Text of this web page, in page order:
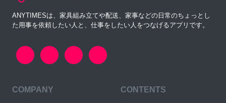
ANYTIMESは、家具組み立てや配送、家事などの日常のちょっとし
た用事を依頼したい人と、仕事をしたい人をつなげるアプリです。
COMPANY CONTENTS